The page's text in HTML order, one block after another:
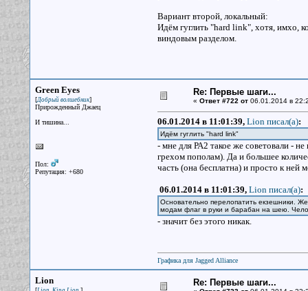
Вариант второй, локальный:
Идём гуглить "hard link", хотя, имхо,
виндовым разделом.
Green Eyes
[Добрый волшебник]
Прирожденный Джаец
И тишина...
Пол:
Репутация: +680
Re: Первые шаги...
« Ответ #722 от06.01.2014 в
06.01.2014 в 11:01:39, Lion писал(a):
Идём гуглить "hard link"
- мне для РА2 такое же советовали -
грехом пополам). Да и большее
часть (она бесплатна) и просто к ней
06.01.2014 в 11:01:39, Lion писал(a):
Основательно перелопатить екзешники.
модам флаг в руки и барабан на шею.
- значит без этого никак.
Графика для Jagged Alliance
Lion Re: Первые шаги...